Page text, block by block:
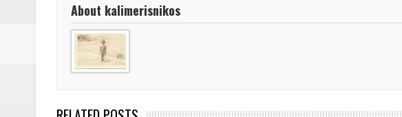
About kalimerisnikos